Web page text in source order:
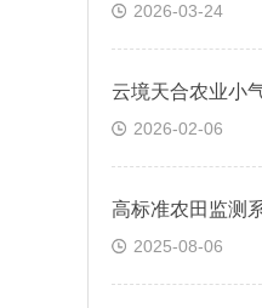
2026-03-24
2026-02-06
2025-08-06